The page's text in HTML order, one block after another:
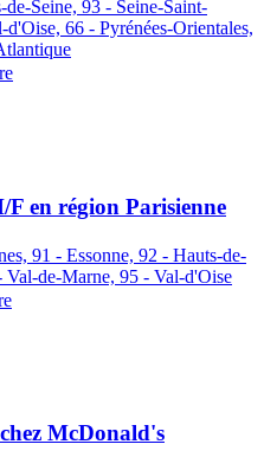
Seine, 93 - Seine-Saint-
66 - Pyrénées-Orientales,
F en région Parisienne
91 - Essonne, 92 - Hauts-de-
Val-de-Marne, 95 - Val-d'Oise
McDonald's